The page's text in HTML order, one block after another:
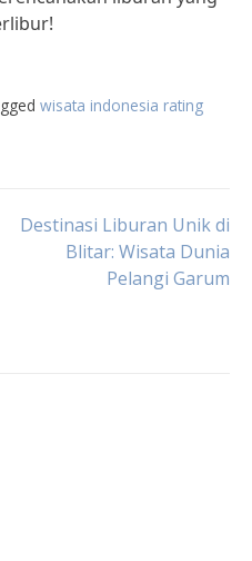
wisata indonesia rating
Destinasi Liburan Unik di
Blitar: Wisata Dunia
Pelangi Garum